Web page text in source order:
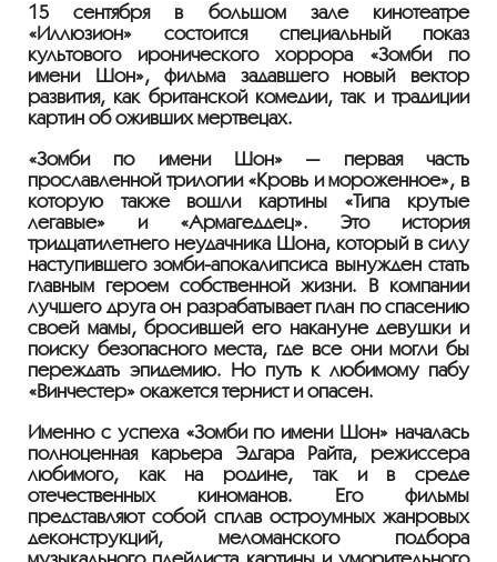
15 сентября в большом зале кинотеатре
«Иллюзион» состоится специальный показ
культового иронического хоррора «Зомби по
имени Шон», фильма задавшего новый вектор
развития, как британской комедии, так и традиции
картин об оживших мертвецах.
«Зомби по имени Шон» — первая часть
прославленной трилогии «Кровь и мороженное», в
которую также вошли картины «Типа крутые
легавые» и «Армагеддец». Это история
тридцатилетнего неудачника Шона, который в силу
наступившего зомби-апокалипсиса вынужден стать
главным героем собственной жизни. В компании
лучшего друга он разрабатывает план по спасению
своей мамы, бросившей его накануне девушки и
поиску безопасного места, где все они могли бы
переждать эпидемию. Но путь к любимому пабу
«Винчестер» окажется тернист и опасен.
Именно с успеха «Зомби по имени Шон» началась
полноценная карьера Эдгара Райта, режиссера
любимого, как на родине, так и в среде
отечественных киноманов. Его фильмы
представляют собой сплав остроумных жанровых
деконструкций, меломанского подбора